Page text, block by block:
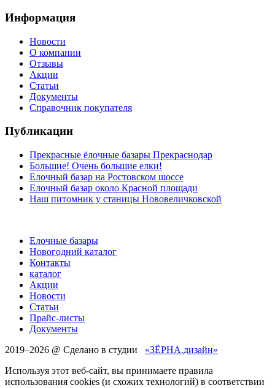
Информация
Новости
О компании
Отзывы
Акции
Статьи
Документы
Справочник покупателя
Публикации
Прекрасные ёлочные базары Прекраснодар
Большие! Очень большие елки!
Елочный базар на Ростовском шоссе
Елочный базар около Красной площади
Наш питомник у станицы Нововеличковской
Елочные базары
Новогодний каталог
Контакты
каталог
Акции
Новости
Статьи
Прайс-листы
Документы
2019–2026 @ Сделано в студии «ЗЁРНА.дизайн»
Используя этот веб-сайт, вы принимаете правила
использования cookies (и схожих технологий) в соответствии